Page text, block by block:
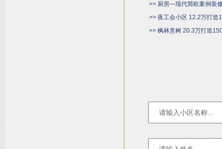
>> 厨房—现代简欧案例装
>> 夜工会小区 12.2万打造
>> 枫林意树 20.3万打造